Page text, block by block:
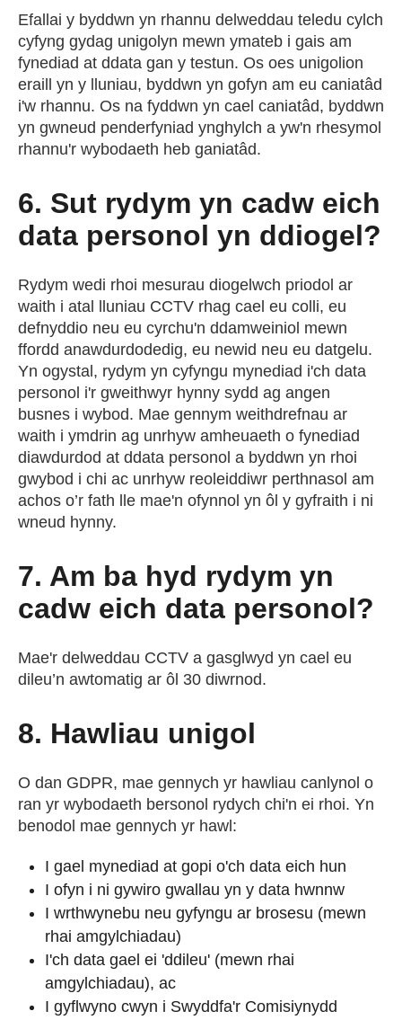
Efallai y byddwn yn rhannu delweddau teledu cylch
cyfyng gydag unigolyn mewn ymateb i gais am
fynediad at ddata gan y testun. Os oes unigolion
eraill yn y lluniau, byddwn yn gofyn am eu caniatâd
i'w rhannu. Os na fyddwn yn cael caniatâd, byddwn
yn gwneud penderfyniad ynghylch a yw'n rhesymol
rhannu'r wybodaeth heb ganiatâd.
6. Sut rydym yn cadw eich
data personol yn ddiogel?
Rydym wedi rhoi mesurau diogelwch priodol ar
waith i atal lluniau CCTV rhag cael eu colli, eu
defnyddio neu eu cyrchu'n ddamweiniol mewn
ffordd anawdurdodedig, eu newid neu eu datgelu.
Yn ogystal, rydym yn cyfyngu mynediad i'ch data
personol i'r gweithwyr hynny sydd ag angen
busnes i wybod. Mae gennym weithdrefnau ar
waith i ymdrin ag unrhyw amheuaeth o fynediad
diawdurdod at ddata personol a byddwn yn rhoi
gwybod i chi ac unrhyw reoleiddiwr perthnasol am
achos o’r fath lle mae'n ofynnol yn ôl y gyfraith i ni
wneud hynny.
7. Am ba hyd rydym yn
cadw eich data personol?
Mae'r delweddau CCTV a gasglwyd yn cael eu
dileu’n awtomatig ar ôl 30 diwrnod.
8. Hawliau unigol
O dan GDPR, mae gennych yr hawliau canlynol o
ran yr wybodaeth bersonol rydych chi'n ei rhoi. Yn
benodol mae gennych yr hawl:
I gael mynediad at gopi o'ch data eich hun
I ofyn i ni gywiro gwallau yn y data hwnnw
I wrthwynebu neu gyfyngu ar brosesu (mewn
rhai amgylchiadau)
I'ch data gael ei 'ddileu' (mewn rhai
amgylchiadau), ac
I gyflwyno cwyn i Swyddfa'r Comisiynydd